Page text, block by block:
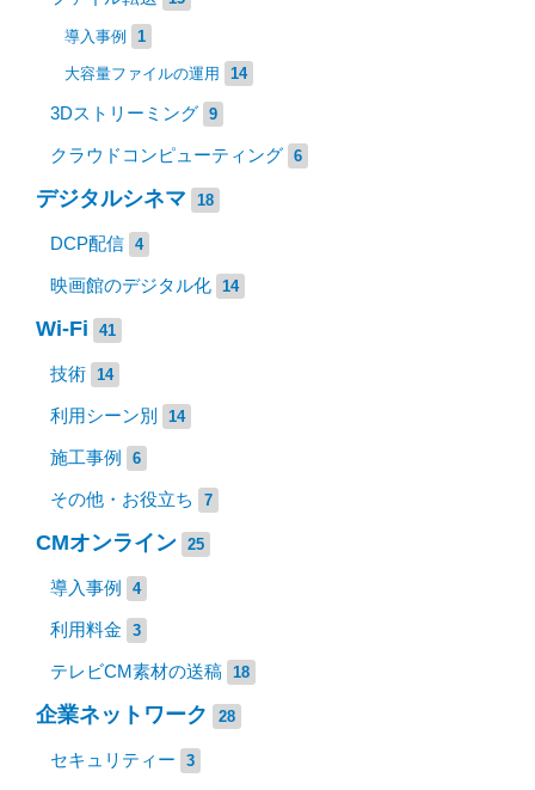
導入事例 1
大容量ファイルの運用 14
3Dストリーミング 9
クラウドコンピューティング 6
デジタルシネマ 18
DCP配信 4
映画館のデジタル化 14
Wi-Fi 41
技術 14
利用シーン別 14
施工事例 6
その他・お役立ち 7
CMオンライン 25
導入事例 4
利用料金 3
テレビCM素材の送稿 18
企業ネットワーク 28
セキュリティー 3